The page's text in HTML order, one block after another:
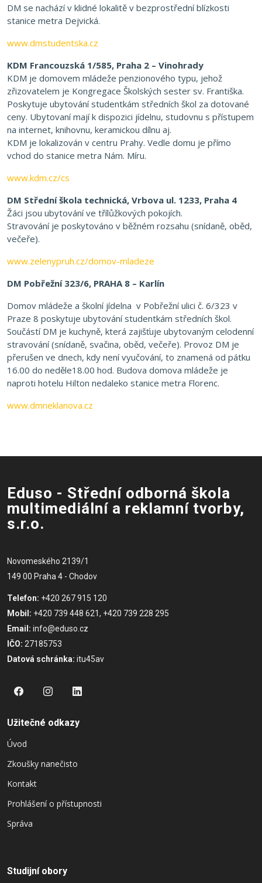
DM se nachází v klidné lokalitě v bezprostřední blízkosti
stanice metra Dejvická.
www.dmstudentska.cz
KDM Francouzská 1/585, Praha 2 – Vinohrady
KDM je domovem mládeže penzionového typu, jehož
zřizovatelem je Kongregace Školských sester sv. Františka.
Poskytuje ubytování studentkám středních škol za dotované
ceny. Ubytovaní mají k dispozici jídelnu, studovnu s přístupem
na internet, knihovnu, keramickou dílnu aj.
KDM je lokalizován v centru Prahy. Vedle domu je přímo
vchod do stanice metra Nám. Míru.
www.kdm.cz/cs
DM Střední škola technická, Vrbova ul. 1233, Praha 4
Žáci jsou ubytování ve třílůžkových pokojích.
Stravování je poskytováno v běžném rozsahu (snídaně, oběd,
večeře).
www.zelenypruh.cz/domov-mladeze
DM Pobřežní 323/6, PRAHA 8 – Karlín
Domov mládeže a školní jídelna v Pobřežní ulici č. 6/323 v
Praze 8 poskytuje ubytování studentkám středních škol.
Součástí DM je kuchyně, která zajišťuje ubytovaným celodenní
stravování (snídaně, svačina, oběd, večeře). Provoz DM je
přerušen ve dnech, kdy není vyučování, to znamená od pátku
16.00 do neděle18.00 hod. Budova domova mládeže je
naproti hotelu Hilton nedaleko stanice metra Florenc.
www.dmneklanova.cz
Eduso - Střední odborná škola
multimediální a reklamní tvorby,
s.r.o.
Novomeského 2139/1
149 00 Praha 4 - Chodov
Telefon: +420 267 915 120
Mobil: +420 739 448 621, +420 739 228 295
Email: info@eduso.cz
IČO: 27185753
Datová schránka: itu45av
Užitečné odkazy
Úvod
Zkoušky nanečisto
Kontakt
Prohlášení o přístupnosti
Správa
Studijní obory